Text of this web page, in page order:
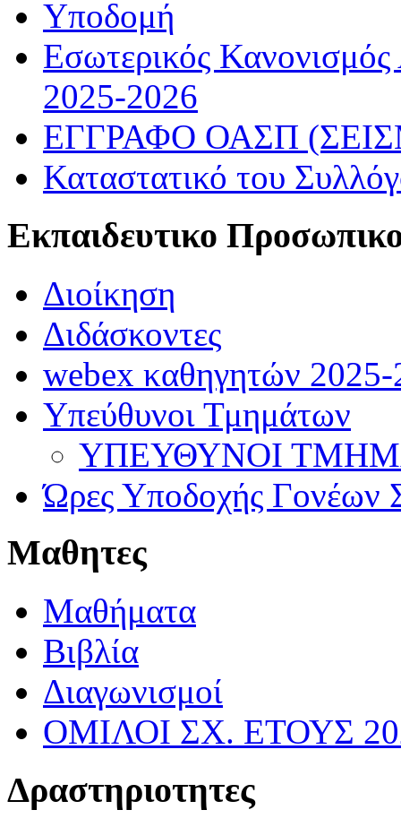
Υποδομή
Εσωτερικός
2025-2026
ΕΓΓΡΑΦΟ ΟΑΣΠ
Καταστατικό του
Εκπαιδευτικο
Διοίκηση
Διδάσκοντες
webex καθηγητών
Υπεύθυνοι Τμημάτων
ΥΠΕΥΘΥΝΟΙ
Ώρες Υποδοχής Γονέων
Μαθητες
Μαθήματα
Βιβλία
Διαγωνισμοί
ΟΜΙΛΟΙ ΣΧ. ΕΤΟΥΣ
Δραστηριοτητες